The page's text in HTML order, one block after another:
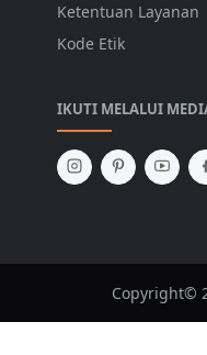
Ketentuan Layanan
Kode Etik
IKUTI MELALUI
Copyright©